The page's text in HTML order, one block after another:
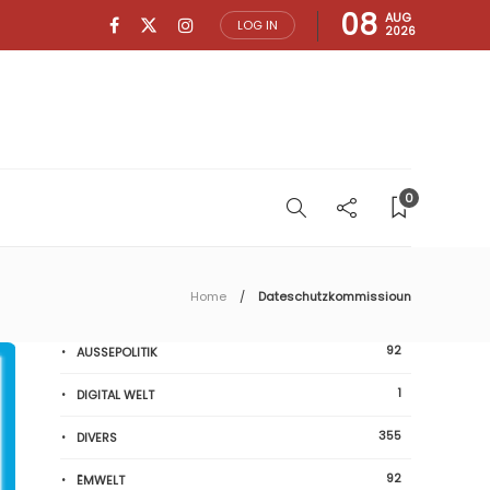
LOG IN 08 AUG
2026
0
Home Dateschutzkommissioun
AUSSEPOLITIK 92
DIGITAL WELT 1
DIVERS 355
ËMWELT 92